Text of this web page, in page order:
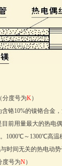
度号为K）
铬10%的镍铬合金
前用量最大的热电
1000℃～1300℃高
时间无关的热电动
度号为N）